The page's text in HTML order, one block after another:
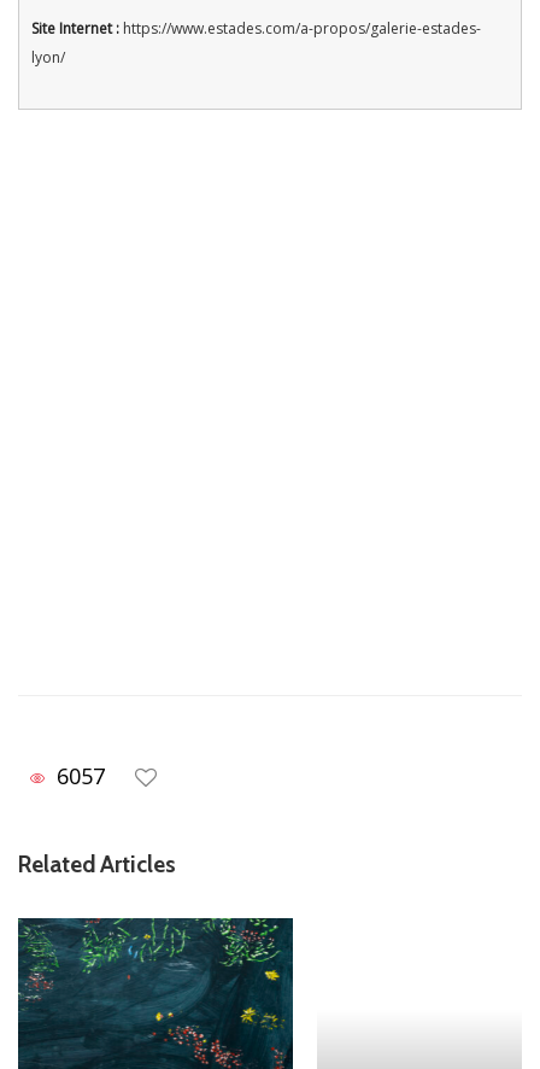
Site Internet : https://www.estades.com/a-propos/galerie-estades-
lyon/
6057
Related Articles